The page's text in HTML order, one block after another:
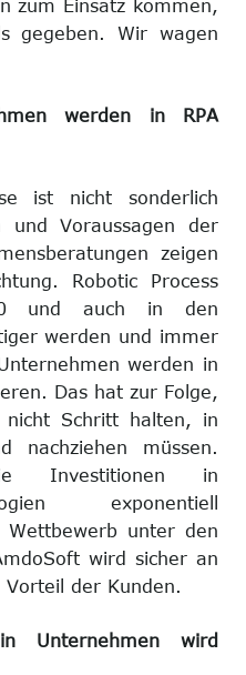
zum Einsatz kommen,
gegeben. Wir wagen
werden in RPA
ist nicht sonderlich
und Voraussagen der
zeigen
Robotic Process
und auch in den
werden und immer
werden in
Das hat zur Folge,
nicht Schritt halten, in
nachziehen müssen.
Investitionen in
exponentiell
unter den
wird sicher an
der Kunden.
Unternehmen wird